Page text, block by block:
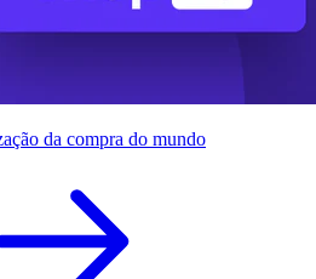
da compra do mundo